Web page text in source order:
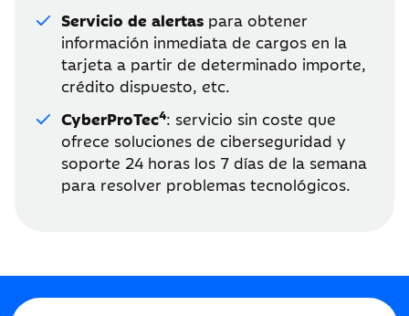
Servicio de alertas para obtener
información inmediata de cargos en la
tarjeta a partir de determinado importe,
crédito dispuesto, etc.
CyberProTec4: servicio sin coste que
ofrece soluciones de ciberseguridad y
soporte 24 horas los 7 días de la semana
para resolver problemas tecnológicos.